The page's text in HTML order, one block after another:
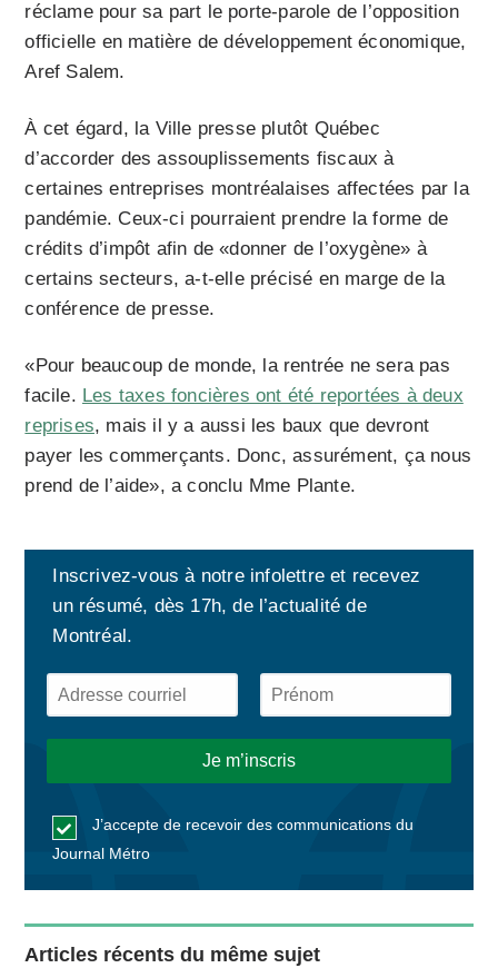
réclame pour sa part le porte-parole de l’opposition
officielle en matière de développement économique,
Aref Salem.
À cet égard, la Ville presse plutôt Québec
d’accorder des assouplissements fiscaux à
certaines entreprises montréalaises affectées par la
pandémie. Ceux-ci pourraient prendre la forme de
crédits d’impôt afin de «donner de l’oxygène» à
certains secteurs, a-t-elle précisé en marge de la
conférence de presse.
«Pour beaucoup de monde, la rentrée ne sera pas
facile. Les taxes foncières ont été reportées à deux
reprises, mais il y a aussi les baux que devront
payer les commerçants. Donc, assurément, ça nous
prend de l’aide», a conclu Mme Plante.
Inscrivez-vous à notre infolettre et recevez
un résumé, dès 17h, de l’actualité de
Montréal.
J’accepte de recevoir des communications du
Journal Métro
Articles récents du même sujet